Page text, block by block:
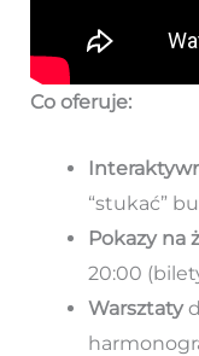
Co oferuje:
“stukać”
Pokazy na
20:00
Warsztaty